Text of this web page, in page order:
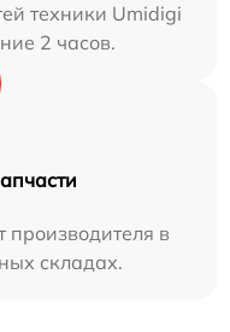
техники Umidigi
2 часов.
производителя в
складах.